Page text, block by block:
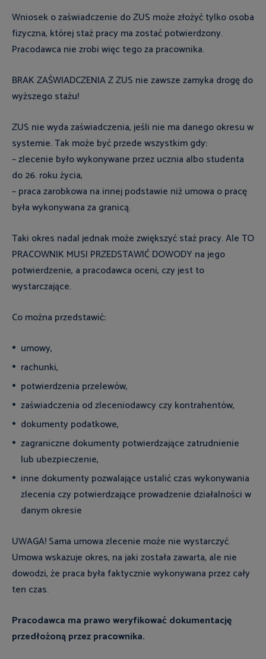
Wniosek o zaświadczenie do ZUS może złożyć tylko osoba
fizyczna, której staż pracy ma zostać potwierdzony.
Pracodawca nie zrobi więc tego za pracownika.
BRAK ZAŚWIADCZENIA Z ZUS nie zawsze zamyka drogę do
wyższego stażu!
ZUS nie wyda zaświadczenia, jeśli nie ma danego okresu w
systemie. Tak może być przede wszystkim gdy:
– zlecenie było wykonywane przez ucznia albo studenta
do 26. roku życia,
– praca zarobkowa na innej podstawie niż umowa o pracę
była wykonywana za granicą.
Taki okres nadal jednak może zwiększyć staż pracy. Ale TO
PRACOWNIK MUSI PRZEDSTAWIĆ DOWODY na jego
potwierdzenie, a pracodawca oceni, czy jest to
wystarczające.
Co można przedstawić:
umowy,
rachunki,
potwierdzenia przelewów,
zaświadczenia od zleceniodawcy czy kontrahentów,
dokumenty podatkowe,
zagraniczne dokumenty potwierdzające zatrudnienie
lub ubezpieczenie,
inne dokumenty pozwalające ustalić czas wykonywania
zlecenia czy potwierdzające prowadzenie działalności w
danym okresie
UWAGA! Sama umowa zlecenie może nie wystarczyć.
Umowa wskazuje okres, na jaki została zawarta, ale nie
dowodzi, że praca była faktycznie wykonywana przez cały
ten czas.
Pracodawca ma prawo weryfikować dokumentację
przedłożoną przez pracownika.